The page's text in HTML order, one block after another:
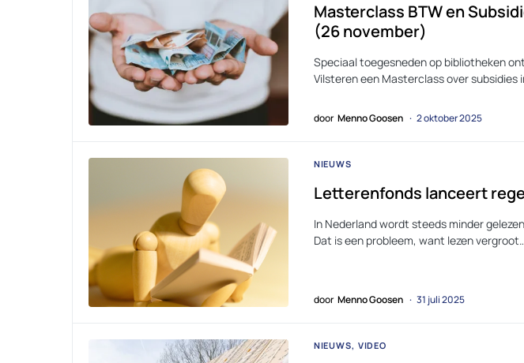
Masterclass BTW en
(26 november)
Speciaal toegesneden op bibliotheken
Vilsteren een Masterclass over subsidies
door Menno Goosen 2 oktober 2025
NIEUWS
Letterenfonds lanceert
In Nederland wordt steeds minder
Dat is een probleem, want lezen
door Menno Goosen 31 juli 2025
NIEUWS VIDEO